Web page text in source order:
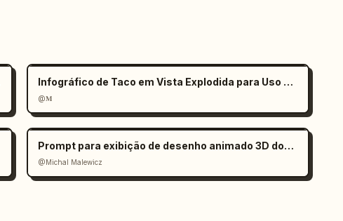
Infográfico de Taco em Vista Explodida para Uso Comercial
@𝐌
Prompt para exibição de desenho animado 3D dos edifícios mais altos da cidade
@Michal Malewicz